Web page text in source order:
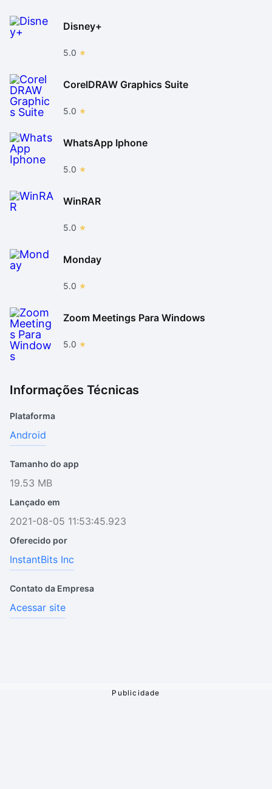
Disney+
5.0
CorelDRAW Graphics Suite
5.0
WhatsApp Iphone
5.0
WinRAR
5.0
Monday
5.0
Zoom Meetings Para Windows
5.0
Informações Técnicas
Plataforma
Android
Tamanho do app
19.53 MB
Lançado em
2021-08-05 11:53:45.923
Oferecido por
InstantBits Inc
Contato da Empresa
Acessar site